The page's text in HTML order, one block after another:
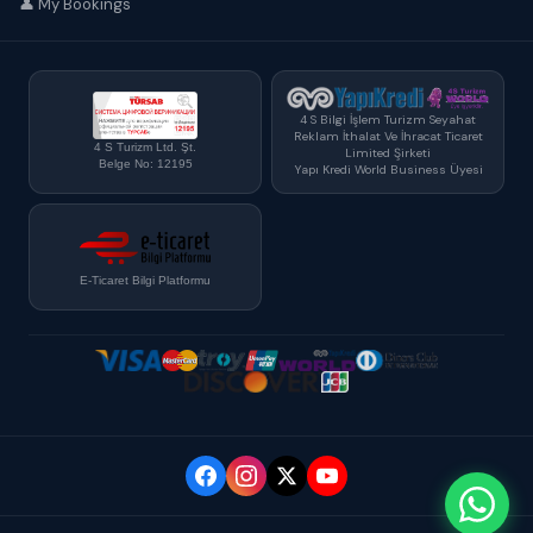
👤 My Bookings
4 S Turizm Ltd. Şt.
Belge No: 12195
4 S Bilgi İşlem Turizm Seyahat
Reklam İthalat Ve İhracat Ticaret
Limited Şirketi
Yapı Kredi World Business Üyesi
E-Ticaret Bilgi Platformu